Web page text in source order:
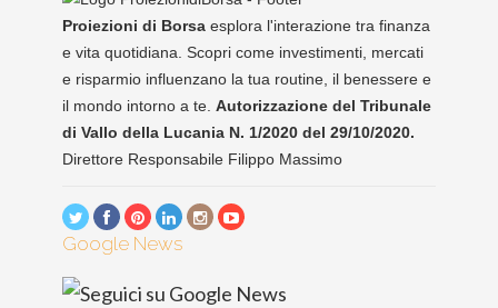
Proiezioni di Borsa esplora l'interazione tra finanza
e vita quotidiana. Scopri come investimenti, mercati
e risparmio influenzano la tua routine, il benessere e
il mondo intorno a te. Autorizzazione del Tribunale
di Vallo della Lucania N. 1/2020 del 29/10/2020.
Direttore Responsabile Filippo Massimo
Google News